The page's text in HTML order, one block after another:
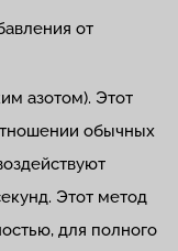
от
азотом). Этот
обычных
Этот метод
для полного